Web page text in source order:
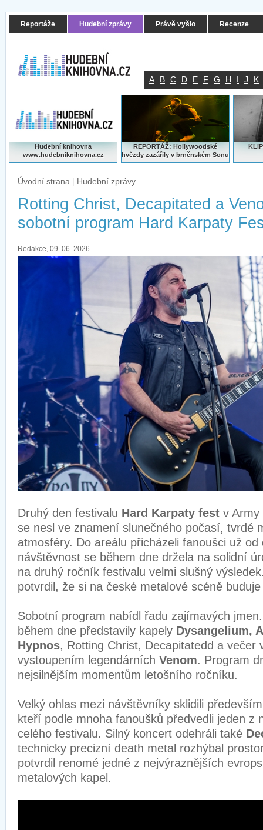
Reportáže Hudební zprávy Právě vyšlo Recenze
A B C D E F G H I J K
Hudební knihovna
www.hudebniknihovna.cz
REPORTÁŽ: Hollywoodské
hvězdy zazářily v brněnském Sonu
Úvodní strana | Hudební zprávy
Rotting Christ, Decapitated a
sobotní program Hard Karpaty
Redakce, 09. 06. 2026
Druhý den festivalu Hard Karpaty fest v Army
se nesl ve znamení slunečného počasí, tvrdé
atmosféry. Do areálu přicházeli fanoušci už
návštěvnost se během dne držela na solidní
na druhý ročník festivalu velmi slušný
potvrdil, že si na české metalové scéně
Sobotní program nabídl řadu zajímavých
během dne představily kapely Dysangelium,
Hypnos, Rotting Christ, Decapitatedd a večer
vystoupením legendárních Venom. Program
nejsilnějším momentům letošního ročníku.
Velký ohlas mezi návštěvníky sklidili
kteří podle mnoha fanoušků předvedli jeden z
celého festivalu. Silný koncert odehráli také
technicky precizní death metal rozhýbal
potvrdil renomé jedné z nejvýraznějších
metalových kapel.